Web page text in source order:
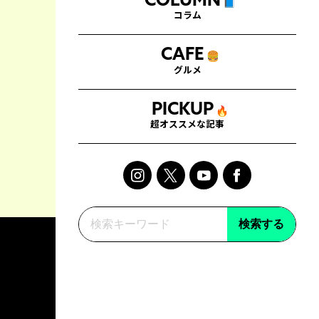
コラム
CAFE 🍔
グルメ
PICKUP 🔥
超オススメな記事
検索する